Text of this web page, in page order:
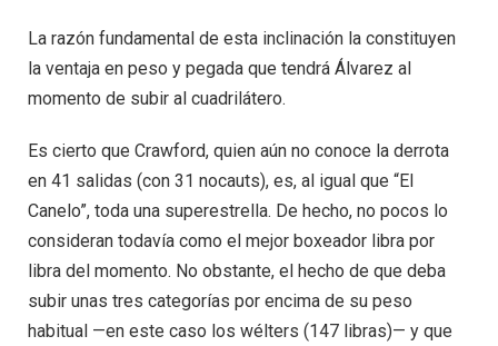
La razón fundamental de esta inclinación la constituyen
la ventaja en peso y pegada que tendrá Álvarez al
momento de subir al cuadrilátero.
Es cierto que Crawford, quien aún no conoce la derrota
en 41 salidas (con 31 nocauts), es, al igual que “El
Canelo”, toda una superestrella. De hecho, no pocos lo
consideran todavía como el mejor boxeador libra por
libra del momento. No obstante, el hecho de que deba
subir unas tres categorías por encima de su peso
habitual —en este caso los wélters (147 libras)— y que